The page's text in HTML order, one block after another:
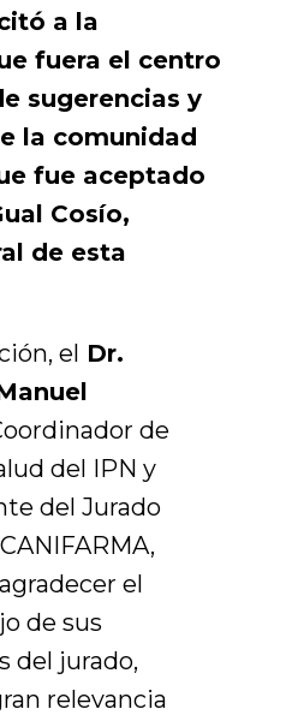
a la
fuera el centro
sugerencias y
la comunidad
fue aceptado
Cosío,
de esta
el Dr.
de
del IPN y
del Jurado
el
de sus
del jurado,
relevancia